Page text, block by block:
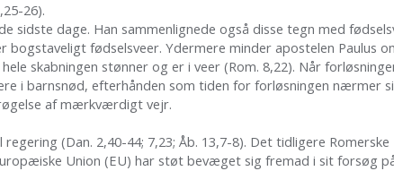
26).
sidste dage. Han sammenlignede også disse tegn med
fødselsveer. Ydermere minder apostelen Paulus
skabningen stønner og er i veer (Rom. 8,22). Når
i barnsnød, efterhånden som tiden for forløsningen nærmer
af mærkværdigt vejr.
(Dan. 2,40-44; 7,23; Åb. 13,7-8). Det tidligere
Union (EU) har støt bevæget sig fremad i sit forsøg